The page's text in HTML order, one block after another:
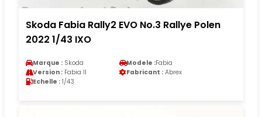
Skoda Fabia Rally2 EVO No.3 Rallye Polen
2022 1/43 IXO
Marque : Skoda Modele :Fabia
Version : Fabia II Fabricant : Abrex
Echelle : 1/43